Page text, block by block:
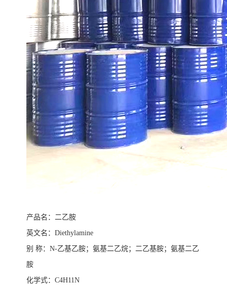
产品名：二乙胺
英文名： Diethylamine
别 称： N-乙基乙胺； 氨基二乙烷； 二乙基胺； 氨基二乙
胺
化学式： C4H11N